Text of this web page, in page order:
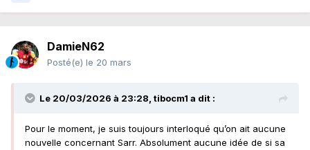
DamieN62
Posté(e) le 20 mars
Le 20/03/2026 à 23:28, tibocm1 a dit :
Pour le moment, je suis toujours interloqué qu’on ait aucune
nouvelle concernant Sarr. Absolument aucune idée de si sa